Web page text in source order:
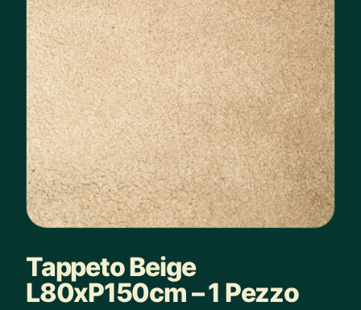
Tappeto Beige
L80xP150cm – 1 Pezzo